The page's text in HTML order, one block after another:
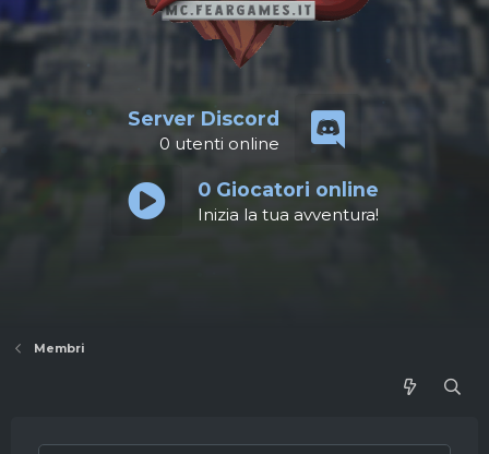
Server Discord
0 utenti online
0Giocatori online
Inizia la tua avventura!
Membri